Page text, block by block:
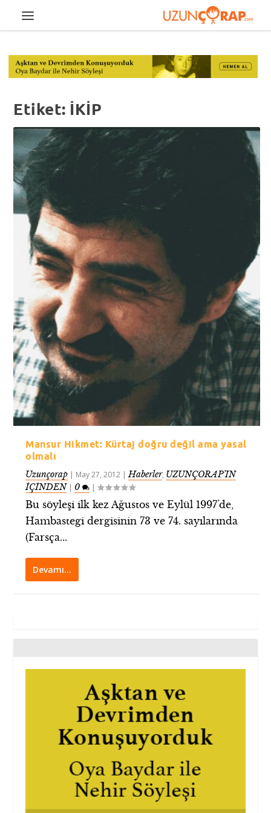
Etiket: İKİP
Mansur Hikmet: Kürtaj doğru değil ama yasal
olmalı
Uzunçorap | May 27, 2012 |Haberler, UZUNÇORAP’IN
İÇİNDEN| 0 |
Bu söyleşi ilk kez Ağustos ve Eylül 1997’de,
Hambastegi dergisinin 73 ve 74. sayılarında
(Farsça...
Devamı…